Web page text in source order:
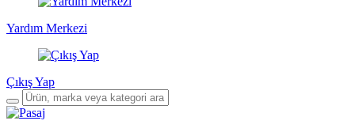
Yardım Merkezi
Çıkış Yap